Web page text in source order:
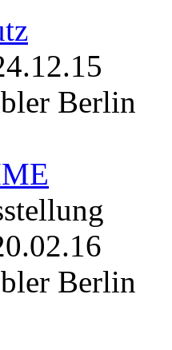
Berlin
Berlin